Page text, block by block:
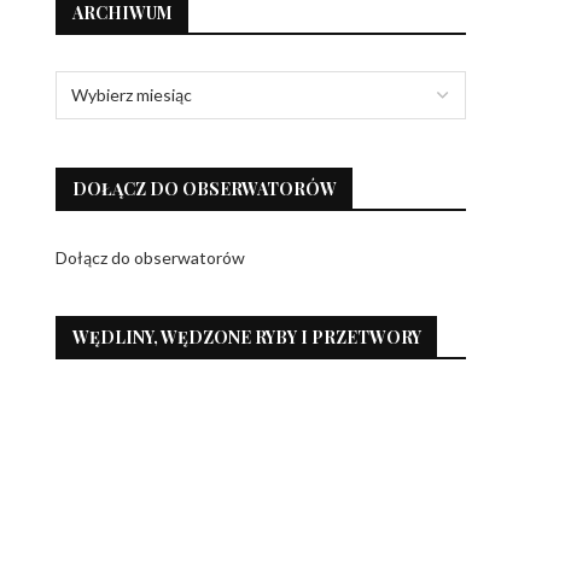
ARCHIWUM
DOŁĄCZ DO OBSERWATORÓW
Dołącz do obserwatorów
WĘDLINY, WĘDZONE RYBY I PRZETWORY